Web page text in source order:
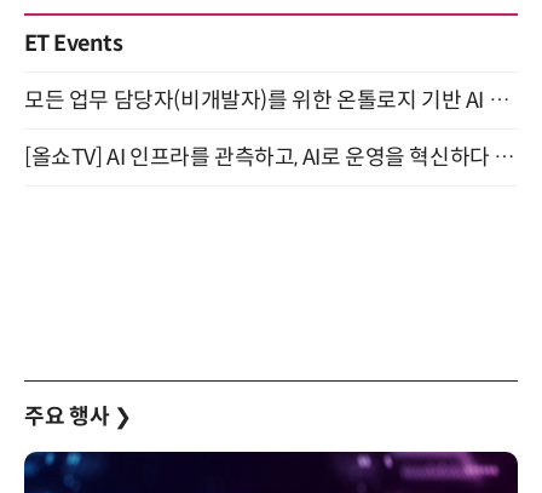
ET Events
모든 업무 담당자(비개발자)를 위한 온톨로지 기반 AI 지식체계 설계 1-day 워크숍 8월 20일 개최
[올쇼TV] AI 인프라를 관측하고, AI로 운영을 혁신하다 (8월 11일 생방송)
주요 행사 ❯